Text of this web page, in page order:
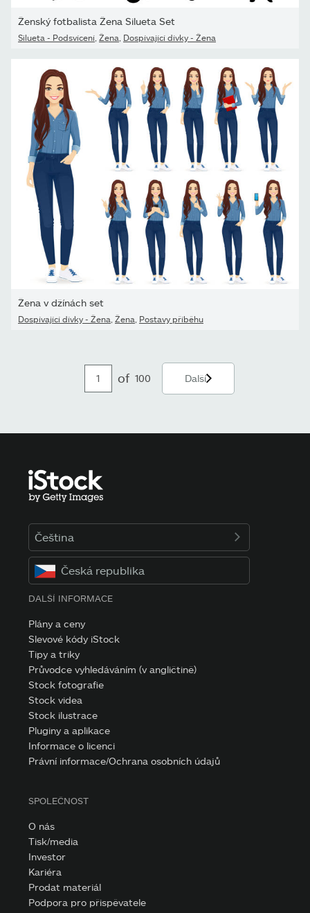
Ženský fotbalista Žena Silueta Set
Silueta - Podsvícení Žena Dospívající dívky - Žena
Žena v džínách set
Dospívající dívky - Žena Žena Postavy příběhu
of 100 Další
Čeština
Česká republika
DALŠÍ INFORMACE
Plány a ceny
Slevové kódy iStock
Tipy a triky
Průvodce vyhledáváním (v angličtině)
Stock fotografie
Stock videa
Stock ilustrace
Pluginy a aplikace
Informace o licenci
Právní informace/Ochrana osobních údajů
SPOLEČNOST
O nás
Tisk/media
Investor
Kariéra
Prodat materiál
Podpora pro přispěvatele